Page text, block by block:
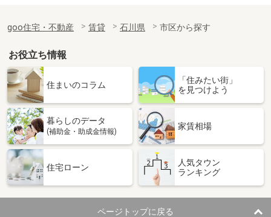
goo住宅・不動産 賃貸 石川県 市区から探す
お役立ち情報
住まいのコラム
「住みたい街」
を見つけよう
暮らしのデータ
(補助金・助成金情報)
家賃相場
住宅ローン
人気タウン
ランキング
ページトップに戻る